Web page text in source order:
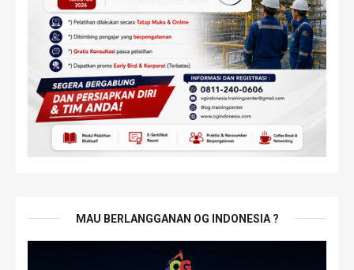
MAU BERLANGGANAN OG INDONESIA ?